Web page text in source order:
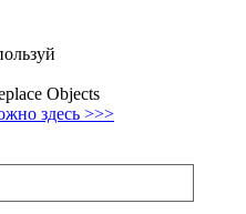
Objects
здесь >>>